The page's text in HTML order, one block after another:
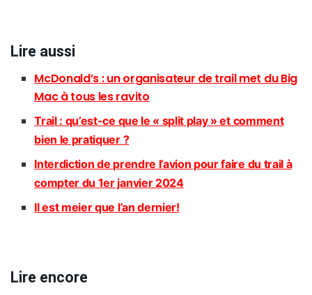
Lire aussi
McDonald’s : un organisateur de trail met du Big
Mac à tous les ravito
Trail : qu’est-ce que le « split play » et comment
bien le pratiquer ?
Interdiction de prendre l’avion pour faire du trail à
compter du 1er janvier 2024
Il est meier que l’an dernier!
Lire encore